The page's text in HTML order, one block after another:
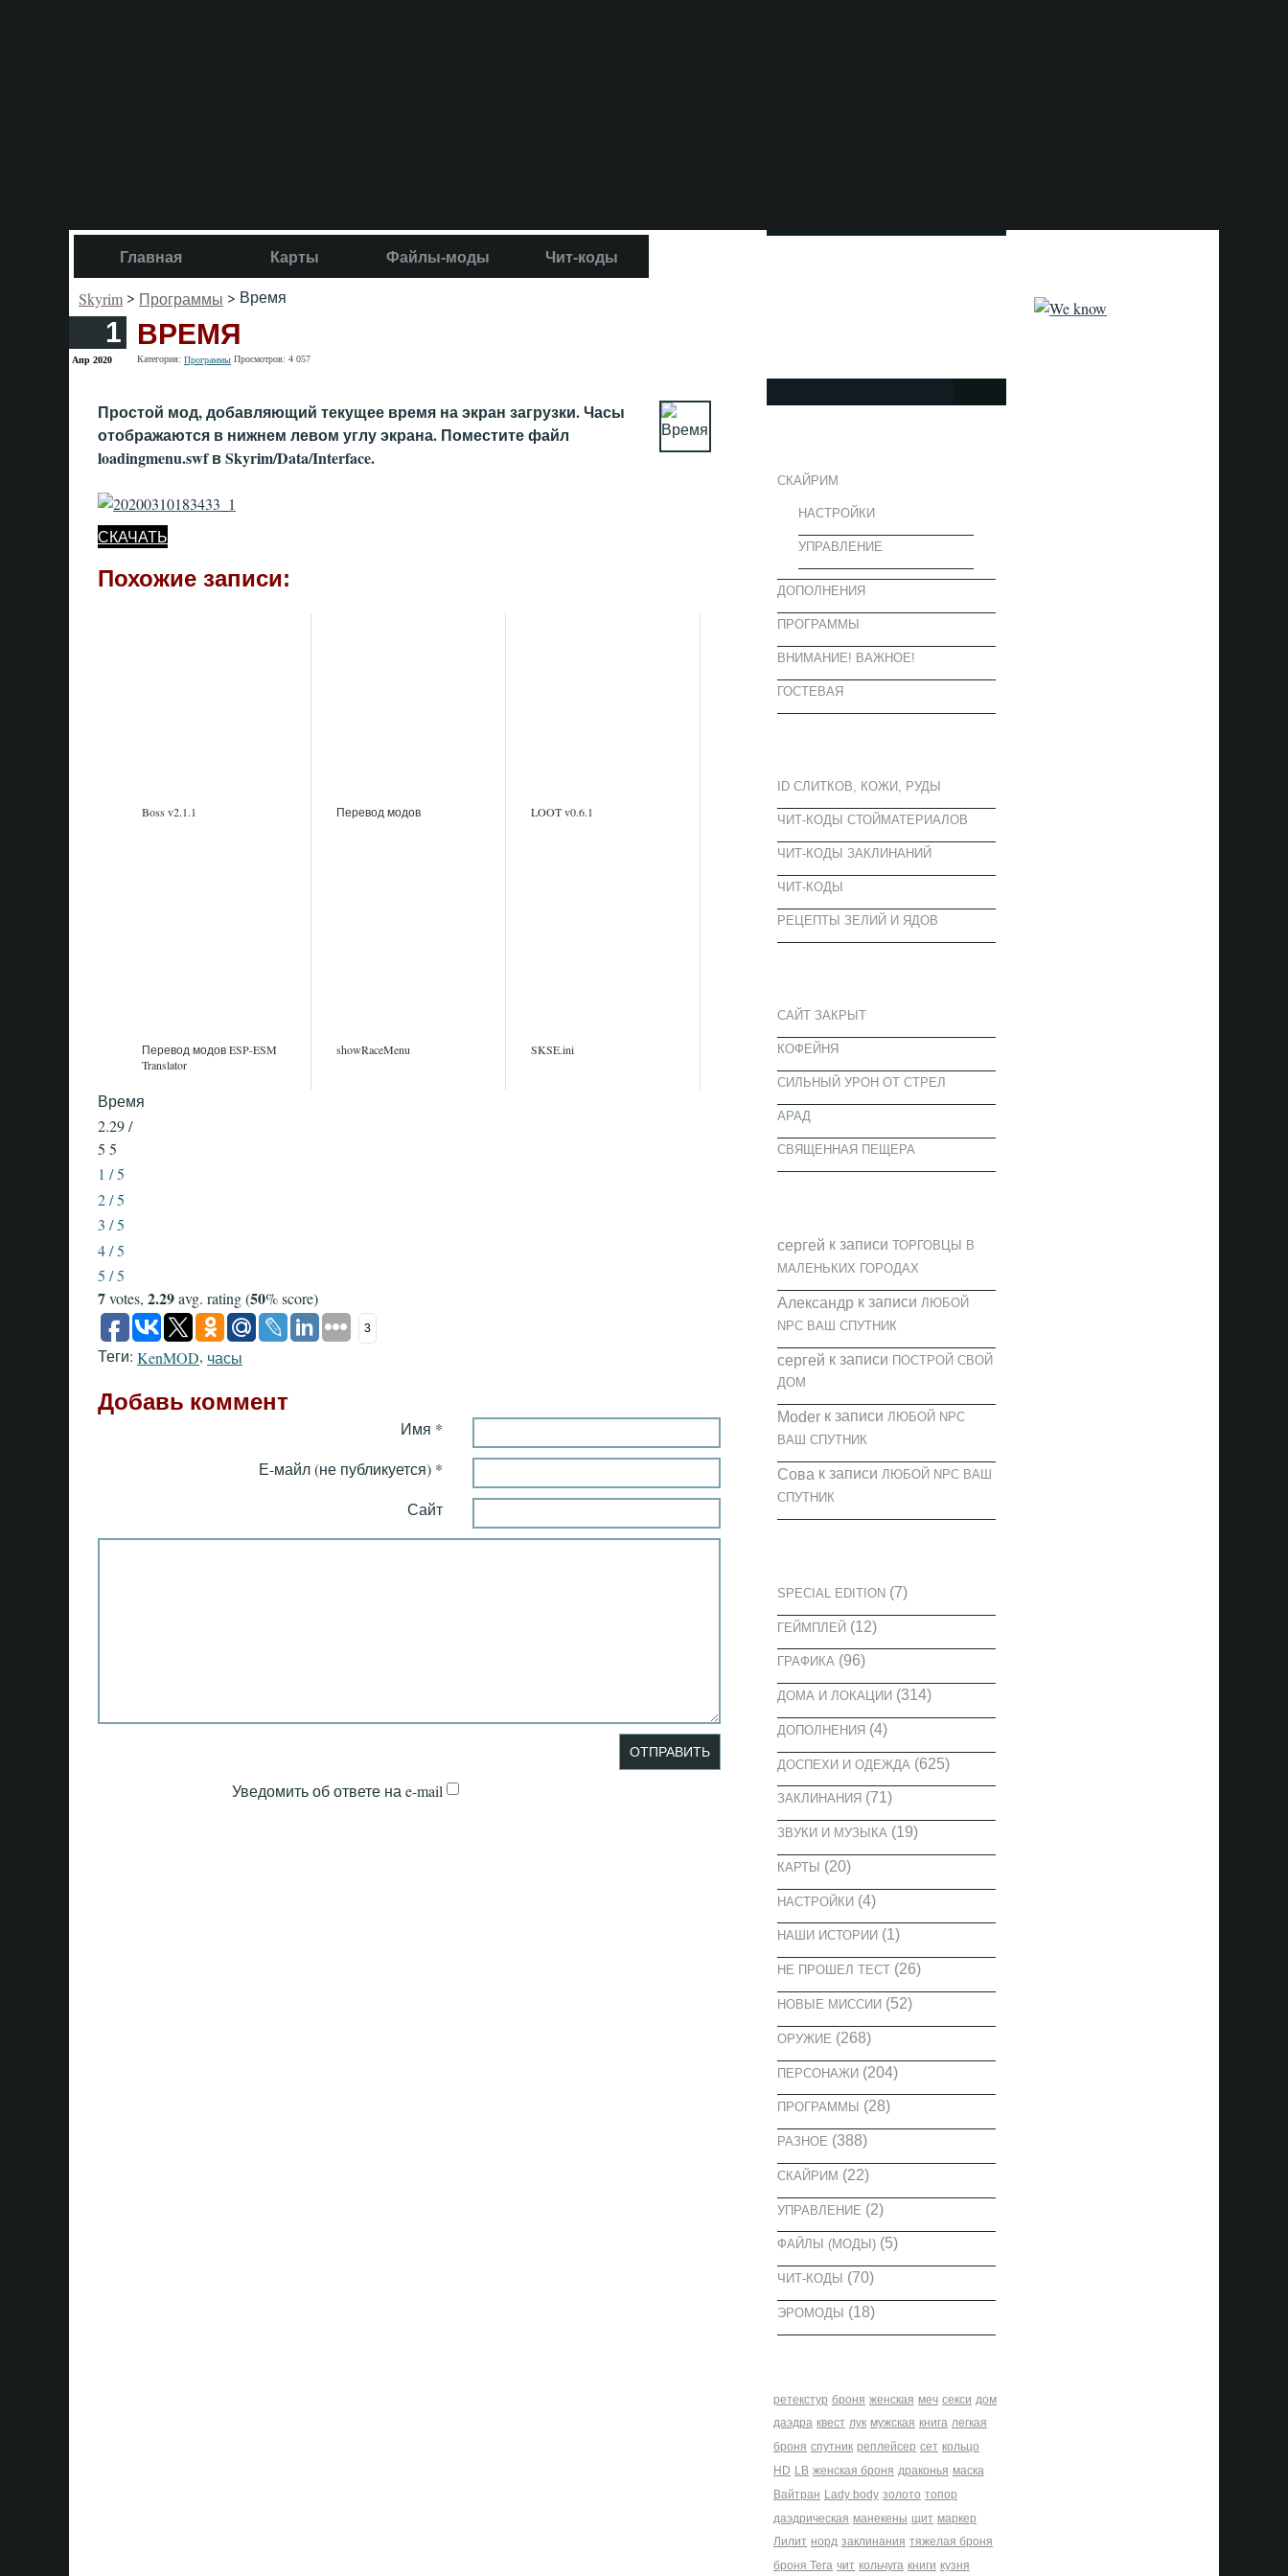
Главная Карты Файлы-моды Чит-коды
Skyrim > Программы > Время
1
Апр 2020
ВРЕМЯ
Категория: Программы Просмотров: 4 057
Простой мод, добавляющий текущее время на экран загрузки. Часы
отображаются в нижнем левом углу экрана. Поместите файл
loadingmenu.swf в Skyrim/Data/Interface.
СКАЧАТЬ
Похожие записи:
Boss v2.1.1 Перевод модов LOOT v0.6.1
Перевод модов ESP-ESM
Translator
showRaceMenu SKSE.ini
Время
2.29 /
5 5
1 / 5
2 / 5
3 / 5
4 / 5
5 / 5
7votes, 2.29avg. rating (50% score)
3
Теги: KenMOD, часы
Добавь коммент
Имя *
Е-майл (не публикуется) *
Сайт
Уведомить об ответе на e-mail
СКАЙРИМ
НАСТРОЙКИ
УПРАВЛЕНИЕ
ДОПОЛНЕНИЯ
ПРОГРАММЫ
ВНИМАНИЕ! ВАЖНОЕ!
ГОСТЕВАЯ
ID СЛИТКОВ, КОЖИ, РУДЫ
ЧИТ-КОДЫ СТОЙМАТЕРИАЛОВ
ЧИТ-КОДЫ ЗАКЛИНАНИЙ
ЧИТ-КОДЫ
РЕЦЕПТЫ ЗЕЛИЙ И ЯДОВ
САЙТ ЗАКРЫТ
КОФЕЙНЯ
CИЛЬНЫЙ УРОН ОТ СТРЕЛ
АРАД
СВЯЩЕННАЯ ПЕЩЕРА
cергей к записи ТОРГОВЦЫ В
МАЛЕНЬКИХ ГОРОДАХ
Александрк записи ЛЮБОЙ
NPC ВАШ СПУТНИК
cергей к записи ПОСТРОЙ СВОЙ
ДОМ
Moderк записи ЛЮБОЙ NPC
ВАШ СПУТНИК
Сова к записи ЛЮБОЙ NPC ВАШ
СПУТНИК
SPECIAL EDITION(7)
ГЕЙМПЛЕЙ(12)
ГРАФИКА (96)
ДОМА И ЛОКАЦИИ(314)
ДОПОЛНЕНИЯ(4)
ДОСПЕХИ И ОДЕЖДА (625)
ЗАКЛИНАНИЯ(71)
ЗВУКИ И МУЗЫКА (19)
КАРТЫ (20)
НАСТРОЙКИ(4)
НАШИ ИСТОРИИ(1)
НЕ ПРОШЕЛ ТЕСТ(26)
НОВЫЕ МИССИИ(52)
ОРУЖИЕ (268)
ПЕРСОНАЖИ(204)
ПРОГРАММЫ (28)
РАЗНОЕ (388)
СКАЙРИМ (22)
УПРАВЛЕНИЕ (2)
ФАЙЛЫ (МОДЫ)(5)
ЧИТ-КОДЫ (70)
ЭРОМОДЫ (18)
ретекстур броня женская меч секси дом
даэдра квест лук мужская книга легкая
броня спутник реплейсер сет кольцо
HD LB женская броня драконья маска
Вайтран Lady body золото топор
даэдрическая манекены щит маркер
Лилит норд заклинания тяжелая броня
броня Tera чит кольчуга книги кузня